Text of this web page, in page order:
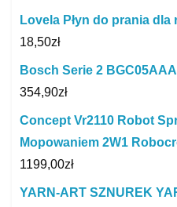
Lovela Płyn do prania
18,50zł
Bosch Serie 2
354,90zł
Concept Vr2110 Robot
Mopowaniem 2W1
1199,00zł
YARN-ART SZNUREK